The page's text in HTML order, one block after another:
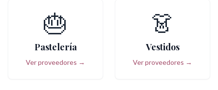
🎂
Pastelería
Ver proveedores →
👗
Vestidos
Ver proveedores →